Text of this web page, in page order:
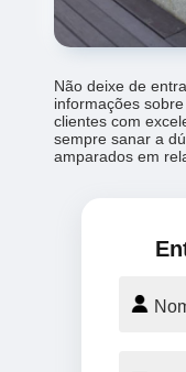
Não deixe de
informações
clientes com
sempre sanar a
amparados em